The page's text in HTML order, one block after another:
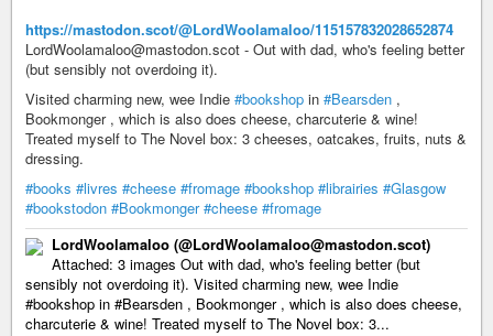
https://mastodon.scot/@LordWoolamaloo/115157832028652874
LordWoolamaloo@mastodon.scot - Out with dad, who's feeling better
(but sensibly not overdoing it).
Visited charming new, wee Indie #bookshop in #Bearsden ,
Bookmonger , which is also does cheese, charcuterie & wine!
Treated myself to The Novel box: 3 cheeses, oatcakes, fruits, nuts &
dressing.
#books #livres #cheese #fromage #bookshop #librairies #Glasgow
#bookstodon #Bookmonger #cheese #fromage
LordWoolamaloo (@LordWoolamaloo@mastodon.scot)
Attached: 3 images Out with dad, who's feeling better (but
sensibly not overdoing it). Visited charming new, wee Indie
#bookshop in #Bearsden , Bookmonger , which is also does cheese,
charcuterie & wine! Treated myself to The Novel box: 3...